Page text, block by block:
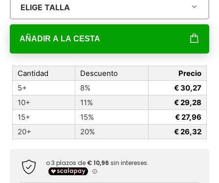
ELIGE TALLA
AÑADIR A LA CESTA
Cantidad Descuento
Precio
5+
8%
€ 30,27
10+
11%
€ 29,28
15+
15%
€ 27,96
20+
20% € 26,32